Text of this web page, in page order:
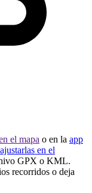
el mapa o en la app
ajustarlas en el
GPX o KML.
recorridos o deja